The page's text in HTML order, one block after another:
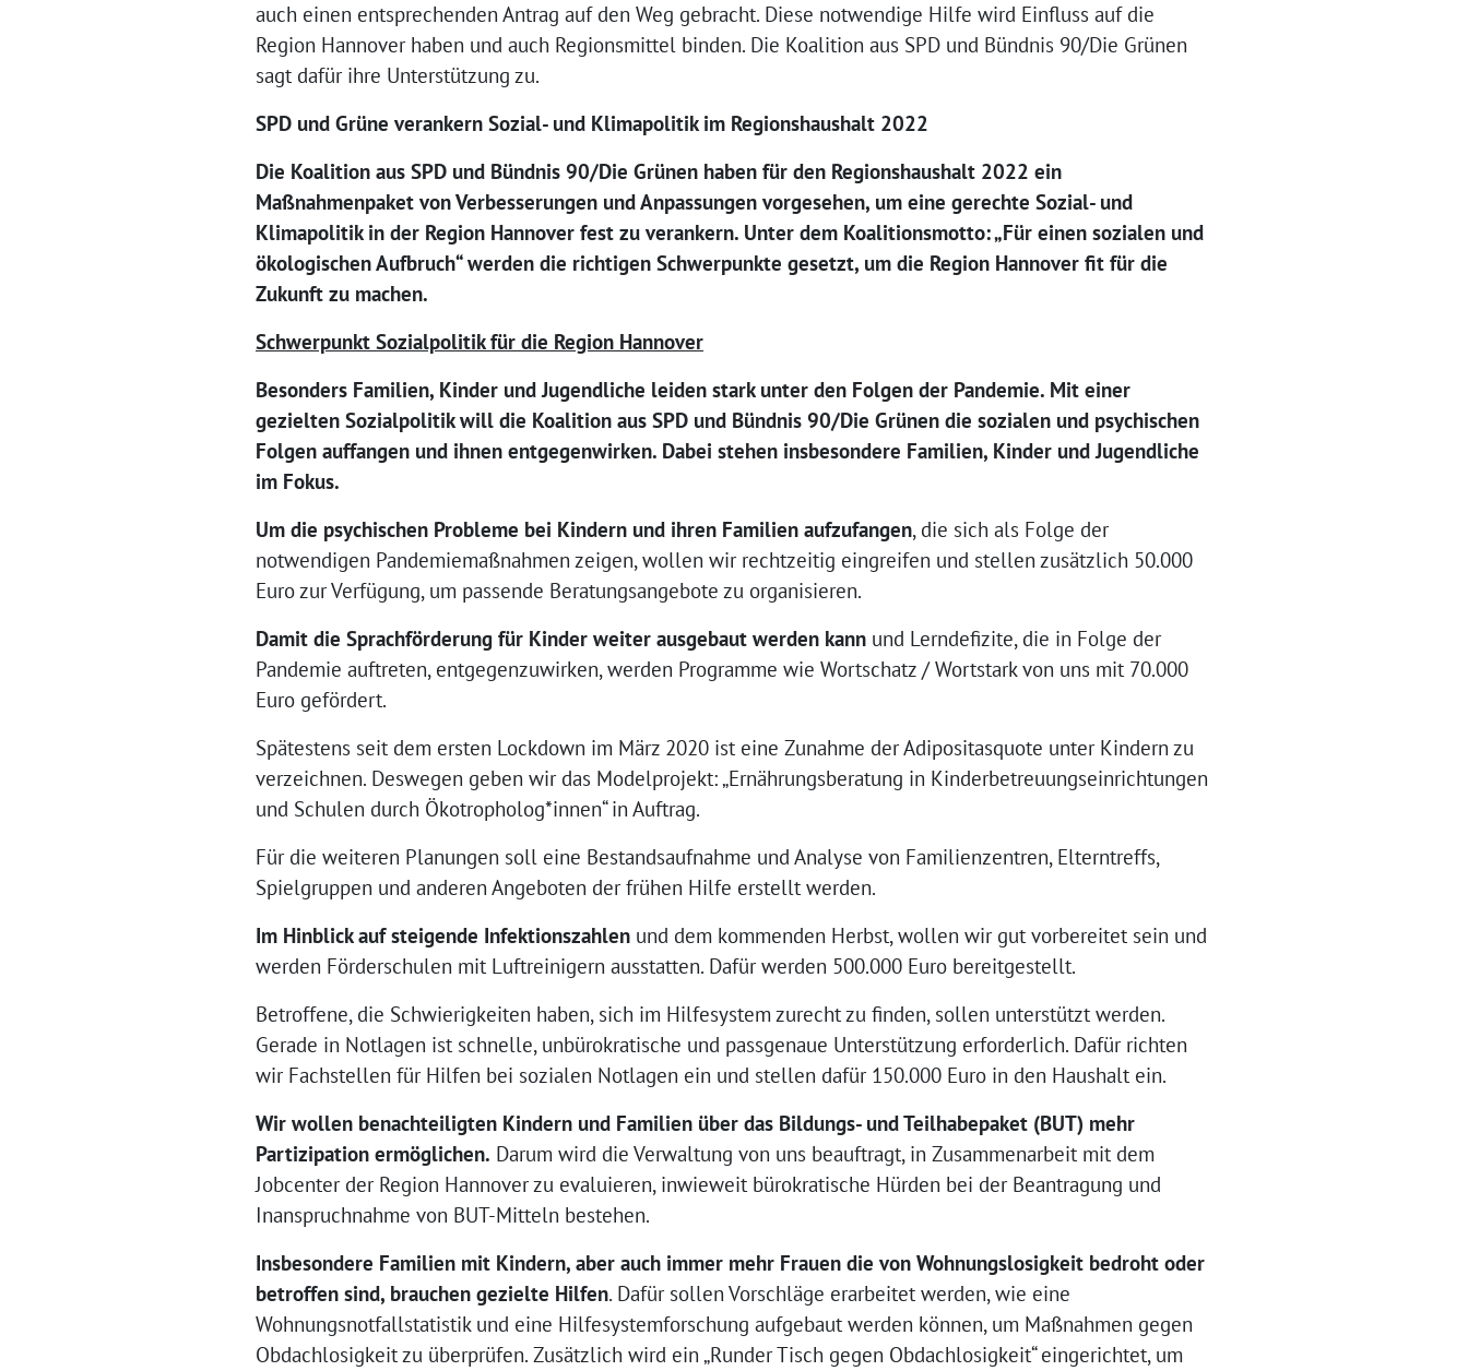
auch einen entsprechenden Antrag auf den Weg gebracht. Diese notwendige Hilfe wird Einfluss auf die
Region Hannover haben und auch Regionsmittel binden. Die Koalition aus SPD und Bündnis 90/Die Grünen
sagt dafür ihre Unterstützung zu.
SPD und Grüne verankern Sozial- und Klimapolitik im Regionshaushalt 2022
Die Koalition aus SPD und Bündnis 90/Die Grünen haben für den Regionshaushalt 2022 ein
Maßnahmenpaket von Verbesserungen und Anpassungen vorgesehen, um eine gerechte Sozial- und
Klimapolitik in der Region Hannover fest zu verankern. Unter dem Koalitionsmotto: „Für einen sozialen und
ökologischen Aufbruch“ werden die richtigen Schwerpunkte gesetzt, um die Region Hannover fit für die
Zukunft zu machen.
Schwerpunkt Sozialpolitik für die Region Hannover
Besonders Familien, Kinder und Jugendliche leiden stark unter den Folgen der Pandemie. Mit einer
gezielten Sozialpolitik will die Koalition aus SPD und Bündnis 90/Die Grünen die sozialen und psychischen
Folgen auffangen und ihnen entgegenwirken. Dabei stehen insbesondere Familien, Kinder und Jugendliche
im Fokus.
Um die psychischen Probleme bei Kindern und ihren Familien aufzufangen, die sich als Folge der
notwendigen Pandemiemaßnahmen zeigen, wollen wir rechtzeitig eingreifen und stellen zusätzlich 50.000
Euro zur Verfügung, um passende Beratungsangebote zu organisieren.
Damit die Sprachförderung für Kinder weiter ausgebaut werden kann und Lerndefizite, die in Folge der
Pandemie auftreten, entgegenzuwirken, werden Programme wie Wortschatz / Wortstark von uns mit 70.000
Euro gefördert.
Spätestens seit dem ersten Lockdown im März 2020 ist eine Zunahme der Adipositasquote unter Kindern zu
verzeichnen. Deswegen geben wir das Modelprojekt: „Ernährungsberatung in Kinderbetreuungseinrichtungen
und Schulen durch Ökotropholog*innen“ in Auftrag.
Für die weiteren Planungen soll eine Bestandsaufnahme und Analyse von Familienzentren, Elterntreffs,
Spielgruppen und anderen Angeboten der frühen Hilfe erstellt werden.
Im Hinblick auf steigende Infektionszahlen und dem kommenden Herbst, wollen wir gut vorbereitet sein und
werden Förderschulen mit Luftreinigern ausstatten. Dafür werden 500.000 Euro bereitgestellt.
Betroffene, die Schwierigkeiten haben, sich im Hilfesystem zurecht zu finden, sollen unterstützt werden.
Gerade in Notlagen ist schnelle, unbürokratische und passgenaue Unterstützung erforderlich. Dafür richten
wir Fachstellen für Hilfen bei sozialen Notlagen ein und stellen dafür 150.000 Euro in den Haushalt ein.
Wir wollen benachteiligten Kindern und Familien über das Bildungs- und Teilhabepaket (BUT) mehr
Partizipation ermöglichen. Darum wird die Verwaltung von uns beauftragt, in Zusammenarbeit mit dem
Jobcenter der Region Hannover zu evaluieren, inwieweit bürokratische Hürden bei der Beantragung und
Inanspruchnahme von BUT-Mitteln bestehen.
Insbesondere Familien mit Kindern, aber auch immer mehr Frauen die von Wohnungslosigkeit bedroht oder
betroffen sind, brauchen gezielte Hilfen. Dafür sollen Vorschläge erarbeitet werden, wie eine
Wohnungsnotfallstatistik und eine Hilfesystemforschung aufgebaut werden können, um Maßnahmen gegen
Obdachlosigkeit zu überprüfen. Zusätzlich wird ein „Runder Tisch gegen Obdachlosigkeit“ eingerichtet, um